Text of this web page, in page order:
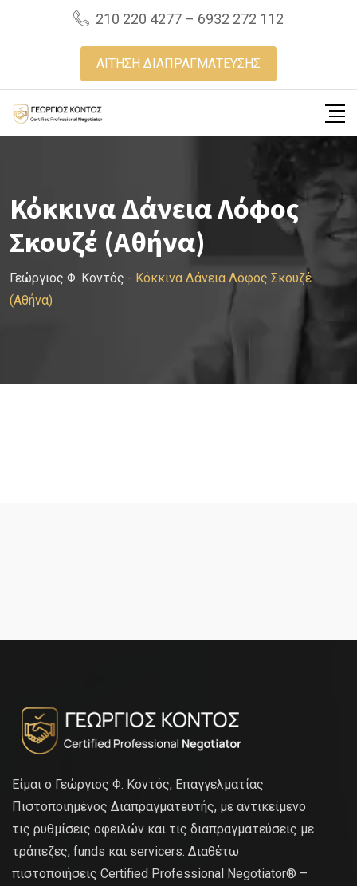
210 220 4277 – 6932 272 112
ΑΙΤΗΣΗ ΔΙΑΠΡΑΓΜΑΤΕΥΣΗΣ
Κόκκινα Δάνεια Λόφος
Σκουζέ (Αθήνα)
Γεώργιος Φ. Κοντός - Κόκκινα Δάνεια Λόφος Σκουζέ
(Αθήνα)
Είμαι ο Γεώργιος Φ. Κοντός, Επαγγελματίας
Πιστοποιημένος Διαπραγματευτής, με αντικείμενο
τις ρυθμίσεις οφειλών και τις διαπραγματεύσεις με
τράπεζες, funds και servicers. Διαθέτω
πιστοποιήσεις Certified Professional Negotiator® –